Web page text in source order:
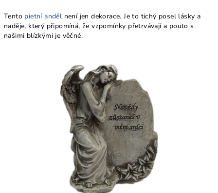
Tento pietní anděl není jen dekorace. Je to tichý posel lásky a
naděje, který připomíná, že vzpomínky přetrvávají a pouto s
našimi blízkými je věčné.